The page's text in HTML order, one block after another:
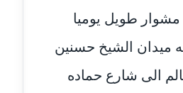
الدين طويل يوميا
ميدان الشيخ حسنين
الى شارع حماده